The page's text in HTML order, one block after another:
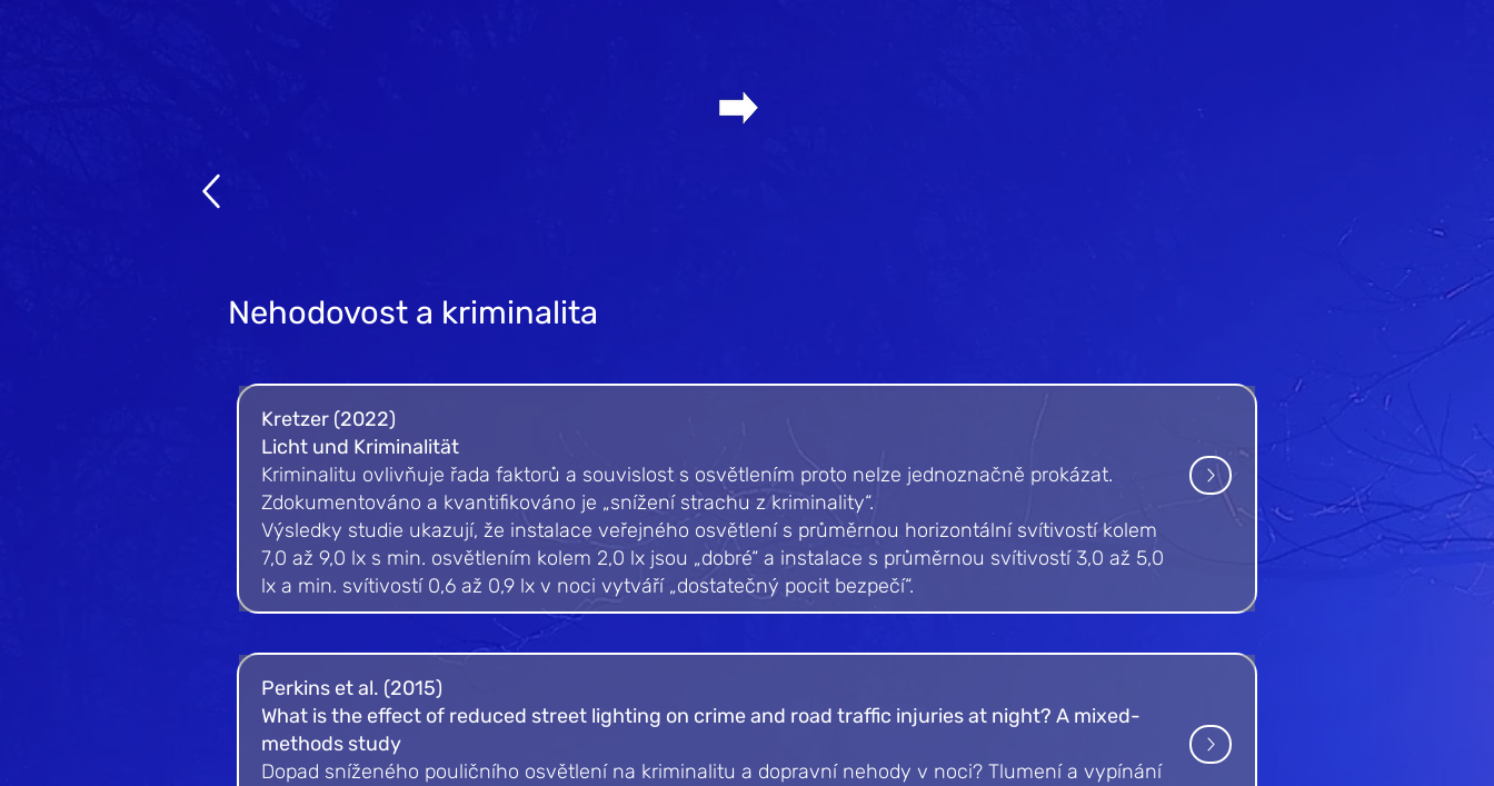
Nehodovost a kriminalita
Kretzer (2022)
Licht und Kriminalität
Kriminalitu ovlivňuje řada faktorů a souvislost s osvětlením proto nelze jednoznačně prokázat.
Zdokumentováno a kvantifikováno je „snížení strachu z kriminality“.
Výsledky studie ukazují, že instalace veřejného osvětlení s průměrnou horizontální svítivostí kolem
7,0 až 9,0 lx s min. osvětlením kolem 2,0 lx jsou „dobré“ a instalace s průměrnou svítivostí 3,0 až 5,0
lx a min. svítivostí 0,6 až 0,9 lx v noci vytváří „dostatečný pocit bezpečí“.
Perkins et al. (2015)
What is the effect of reduced street lighting on crime and road traffic injuries at night? A mixed-
methods study
Dopad sníženého pouličního osvětlení na kriminalitu a dopravní nehody v noci? Tlumení a vypínání